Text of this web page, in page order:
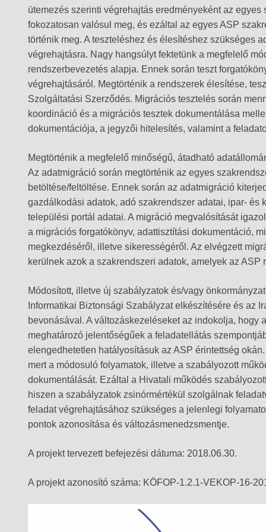
ütemezés szerinti végrehajtás eredményeként az
fokozatosan valósul meg, és ezáltal az egyes ASP
történik meg. A teszteléshez és élesítéshez szükséges
végrehajtásra. Nagy hangsúlyt fektetünk a megfelelő
rendszerbevezetés alapja. Ennek során teszt
végrehajtásáról. Megtörténik a rendszerek élesítése,
Szolgáltatási Szerződés. Migrációs tesztelés során
koordináció és a migrációs tesztek dokumentálása
dokumentációja, a jegyzői hitelesítés, valamint a
Megtörténik a megfelelő minőségű, átadható
Az adatmigráció során megtörténik az egyes
betöltése/feltöltése. Ennek során az adatmigráció
gazdálkodási adatok, adó szakrendszer adatai, ipar-
települési portál adatai. A migráció megvalósítását
a migrációs forgatókönyv, adattisztítási dokumentáció,
megkezdéséről, illetve sikerességéről. Az elvégzett
kerülnek azok a szakrendszeri adatok, amelyek az
Módosított, illetve új szabályzatok és/vagy
Informatikai Biztonsági Szabályzat elkészítésére és az
bevonásával. A változáskezeléseket az indokolja,
meghatározó jelentőségűek a feladatellátás
elengedhetetlen hatályosításuk az ASP érintettség
mert a módosuló folyamatok, illetve a szabályozott
dokumentálását. Ezáltal a Hivatali működés
hiszen a szabályzatok zsinórmértékül szolgálnak
feladat végrehajtásához szükséges a jelenlegi
pontok azonosítása és változásmenedzsmentje.
A projekt tervezett befejezési dátuma: 2018.06.30.
A projekt azonosító száma: KÖFOP-1.2.1-VEKOP-16-